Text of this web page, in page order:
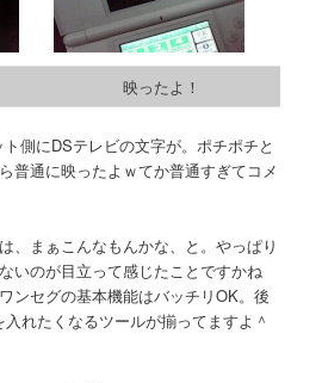
映ったよ！
側にDSテレビの文字が。ポチポチと
普通に映ったよｗてか普通すぎてコメ
、まぁこんなもんかな、と。やっぱり
いのが目立って感じたことですかね
ンセグの基本機能はバッチリOK。後
れたくなるツールが揃ってますよ＾